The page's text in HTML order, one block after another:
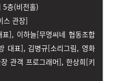
5층(비전홀)
스 관장]
], 이하늘[무명씨네 협동조합
대표], 김병규[소리그림, 영화
관객 프로그래머], 한상희[키